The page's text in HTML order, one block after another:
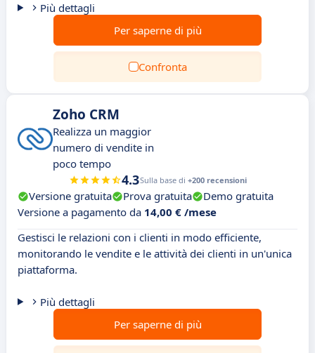
Più dettagli
Per saperne di più
Confronta
Zoho CRM
Realizza un maggior
numero di vendite in
poco tempo
4.3Sulla base di +200 recensioni
Versione gratuita Prova gratuita
Demo gratuita
Versione a pagamento da 14,00 € /mese
Gestisci le relazioni con i clienti in modo efficiente,
monitorando le vendite e le attività dei clienti in un'unica
piattaforma.
Più dettagli
Per saperne di più